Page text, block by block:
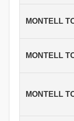
MONTELL
MONTELL
MONTELL